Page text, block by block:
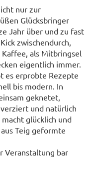
nur zur
Glücksbringer
Jahr über und zu fast
zwischendurch,
als Mitbringsel
eigentlich immer.
es erprobte Rezepte
bis modern. In
geknetet,
und natürlich
glücklich und
Teig geformte
Veranstaltung bar